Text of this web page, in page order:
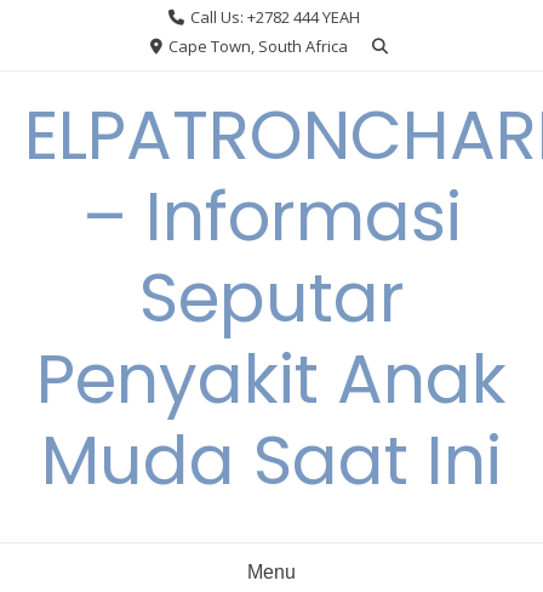
Call Us: +2782 444 YEAH
Cape Town, South Africa
– Informasi
Seputar
Penyakit Anak
Muda Saat Ini
Menu